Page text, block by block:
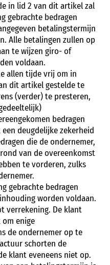
in lid 2 van dit artikel zal
gebrachte bedragen
betalingstermijn
Alle betalingen zullen op
te wijzen giro- of
voldaan.
allen tijde vrij om in
dit artikel gestelde te
(verder) te presteren,
bedragen
deugdelijke zekerheid
die de ondernemer,
van de overeenkomst
te vorderen, zulks
gebrachte bedragen
worden voldaan.
verrekening. De klant
enige
de ondernemer op te
schorten de
klant eveneens niet op.